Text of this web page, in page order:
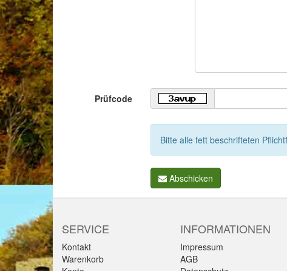
Prüfcode
Bitte alle fett beschrifteten
Abschicken
SERVICE
Kontakt
Warenkorb
INFORMATIONEN
Impressum
AGB